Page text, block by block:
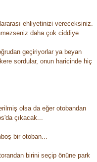
ehliyetinizi vereceksiniz.
daha çok ciddiye
geçiriyorlar ya beyan
sordular, onun haricinde hiç
olsa da eğer otobandan
çıkacak...
bir otoban...
birini seçip önüne park